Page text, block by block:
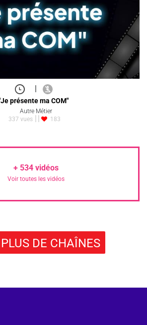
présente ma COM"
Autre Métier
337 vues
183
+ 534vidéos
Voir toutes les vidéos
DE CHAÎNES